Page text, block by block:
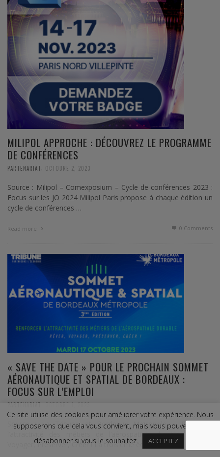
MILIPOL APPROCHE : DÉCOUVREZ LE PROGRAMME
DE CONFÉRENCES
PARTENARIAT OCTOBRE 2, 2023
Source : Milipol – Comexposium – Cycle de conférences 2023 :
Focus sur les JO 2024 Milipol Paris propose à chaque édition un
cycle de conférences …
Read more 0 Comments
« SAVE THE DATE » POUR LE PROCHAIN SOMMET
AÉRONAUTIQUE ET SPATIAL DE BORDEAUX :
FOCUS SUR L’EMPLOI
PARTENARIAT OCTOBRE 1, 2023
Source : La Tribune et Bordeaux Metropole – Renforcer
l’attractivité des métiers de l’aérospatiale durable : Rêver,
Voyager, Préserver, Créer ! La troisième édition du …
Ce site utilise des cookies pour améliorer votre expérience. Nous
supposerons que cela vous convient, mais vous pouvez vous
désabonner si vous le souhaitez.
ACCEPTEZ